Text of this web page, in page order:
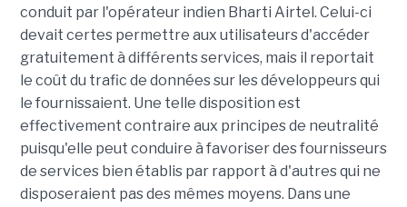
conduit par l'opérateur indien Bharti Airtel. Celui-ci
devait certes permettre aux utilisateurs d'accéder
gratuitement à différents services, mais il reportait
le coût du trafic de données sur les développeurs qui
le fournissaient. Une telle disposition est
effectivement contraire aux principes de neutralité
puisqu'elle peut conduire à favoriser des fournisseurs
de services bien établis par rapport à d'autres qui ne
disposeraient pas des mêmes moyens. Dans une